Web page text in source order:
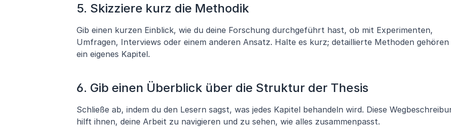
5. Skizziere kurz die Methodik
Gib einen kurzen Einblick, wie du deine Forschung durchgeführt hast, ob mit Experimenten,
Umfragen, Interviews oder einem anderen Ansatz. Halte es kurz; detaillierte Methoden gehören
ein eigenes Kapitel.
6. Gib einen Überblick über die Struktur der Thesis
Schließe ab, indem du den Lesern sagst, was jedes Kapitel behandeln wird. Diese
hilft ihnen, deine Arbeit zu navigieren und zu sehen, wie alles zusammenpasst.